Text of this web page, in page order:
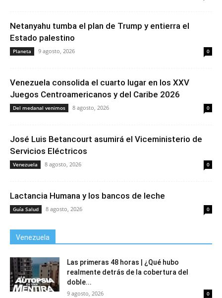
Netanyahu tumba el plan de Trump y entierra el
Estado palestino
Planeta 9 agosto, 2026 0
Venezuela consolida el cuarto lugar en los XXV
Juegos Centroamericanos y del Caribe 2026
Del medanal venimos 8 agosto, 2026 0
José Luis Betancourt asumirá el Viceministerio de
Servicios Eléctricos
Venezuela 8 agosto, 2026 0
Lactancia Humana y los bancos de leche
Guía Salud 8 agosto, 2026 0
Venezuela
Las primeras 48 horas | ¿Qué hubo
realmente detrás de la cobertura del
doble...
9 agosto, 2026 0